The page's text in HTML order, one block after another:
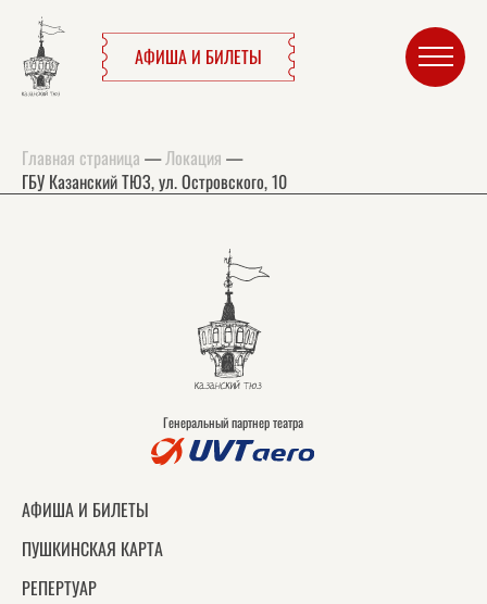
АФИША И БИЛЕТЫ
Главная страница —Локация —
ГБУ Казанский ТЮЗ, ул. Островского, 10
Генеральный партнер театра
АФИША И БИЛЕТЫ
ПУШКИНСКАЯ КАРТА
РЕПЕРТУАР